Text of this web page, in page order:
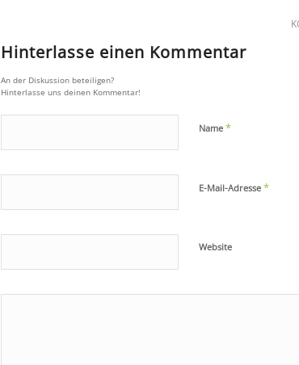
Hinterlasse einen Kommentar
An der Diskussion beteiligen?
Hinterlasse uns deinen Kommentar!
Name *
E-Mail-Adresse *
Website